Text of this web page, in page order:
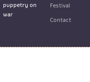
puppetry on
war
Festival
Contact